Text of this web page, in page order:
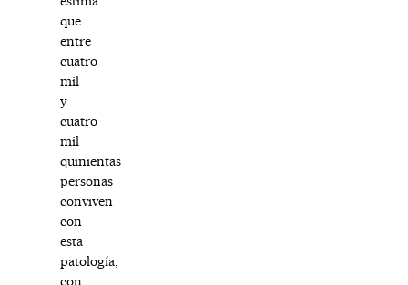
que
entre
cuatro
mil
y
cuatro
mil
quinientas
personas
conviven
con
esta
patología,
con